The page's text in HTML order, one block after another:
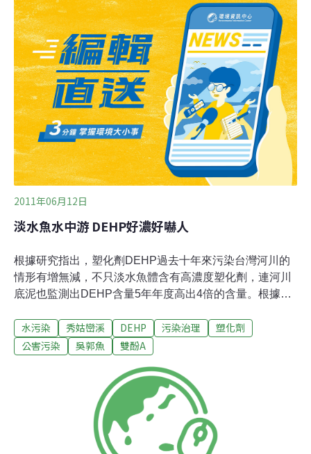
民眾生命財產安全，該局101年度將再辦理花蓮溪、壽豐
溪、馬鞍溪及秀姑巒溪等7件疏濬工程，預計疏濬230萬立
方公尺，並視急迫性與必要性應急辦理河道整治與疏濬工
程。目前，九河局已完成花蓮溪、荖溪、馬鞍溪及秀姑巒
溪等4件疏浚工程兼供土石標售發包作業，其中馬鞍溪疏
濬出料中，餘預計9月底前開始疏濬出料。
2011年06月12日
淡水魚水中游 DEHP好濃好嚇人
根據研究指出，塑化劑DEHP過去十年來污染台灣河川的
情形有增無減，不只淡水魚體含有高濃度塑化劑，連河川
底泥也監測出DEHP含量5年年度高出4倍的含量。根據媒
物質環境流布背景調查」指出，底泥和河川野生魚體中所
發現的DEHP濃度是六種塑化劑最高的。其中秀姑巒溪魚
中最高的。其他被檢測出來的野生魚包括吳郭魚DEHP平
均濃度是1.4mg/kg到129.5mg/kg、白則有1.7mg/kg到
253.9mg/kg、石斑1.2mg/kg到33.1mg/kg，溪哥1.5mg/kg
到92.7mg/kg。比較起來，河川上游魚體汙染量較低，中
下游污染較嚴重。除了DEHP之外，魚體身上還驗出雙酚
水污染 秀姑巒溪 DEHP 污染治理
塑化劑
公害污染
吳郭魚 雙酚A